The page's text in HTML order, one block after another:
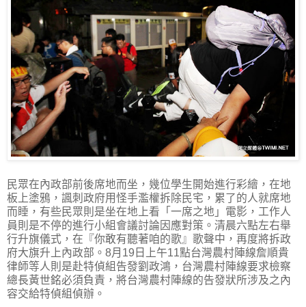
民眾在內政部前後席地而坐，幾位學生開始進行彩繪，在地
板上塗鴉，諷刺政府用怪手濫權拆除民宅，累了的人就席地
而睡，有些民眾則是坐在地上看「一席之地」電影，工作人
員則是不停的進行小組會議討論因應對策。清晨六點左右舉
行升旗儀式，在『你敢有聽著咱的歌』歌聲中，再度將拆政
府大旗升上內政部。8月19日上午11點台灣農村陣線詹順貴
律師等人則是赴特偵組告發劉政鴻，台灣農村陣線要求檢察
總長黃世銘必須負責，將台灣農村陣線的告發狀所涉及之內
容交給特偵組偵辦。